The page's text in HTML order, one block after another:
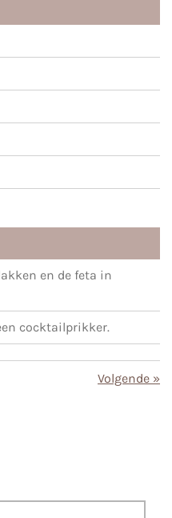
en de feta in
cocktailprikker.
Volgende »